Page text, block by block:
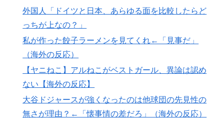
▶
海外「日本の人は、アメリカの揚げ寿司についてどう思
ってるの？」（海外の反応）
てしまったディズニー信者、帰国後『本家』に失望する
事態に
▶ 韓国人「手術中に震度6強の地震、その時の日本の医療
スタッフたちの姿をご覧ください」→「マジで鳥肌立っ
た」「こういう姿は韓国も見習わないと」「あんな状況
なら日本だけではなく韓国の医療関係者も同じように行
外国人「ドイツと日本、あらゆる面を比較したらど
っちが上なの？」
私が作った餃子ラーメンを見てくれ←「見事だ」
（海外の反応）
【ヤニねこ】アルねこがベストガール、異論は認め
ない【海外の反応】
大谷ドジャースが強くなったのは他球団の先見性の
無さが理由？←「懐事情の差だろ」（海外の反応）